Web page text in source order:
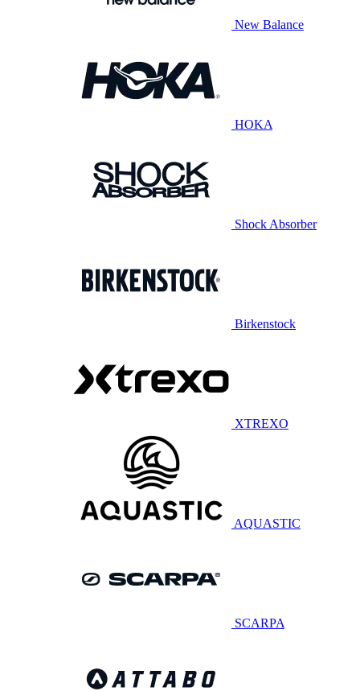
New Balance
HOKA
Shock Absorber
Birkenstock
XTREXO
AQUASTIC
SCARPA